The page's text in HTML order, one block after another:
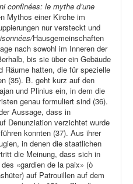
confinées: le mythe d’une
Mythos einer Kirche im
nur versteckt und
Hausgemeinschaften
nach sowohl im Inneren der
bis sie über ein Gebäude
Räume hatten, die für spezielle
(35). B. geht kurz auf den
und Plinius ein, in dem die
genau formuliert sind (36).
Aussage, dass in
Denunziation verzichtet wurde
konnten (37). Aus ihrer
in denen die staatlichen
die Meinung, dass sich in
«gardien de la paix» (ὁ
auf Patrouillen auf dem